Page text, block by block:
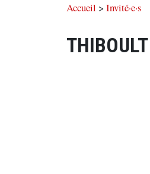
Accueil > Invité·e·s